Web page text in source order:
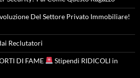
Del Settore Privato Immobiliare!
Reclutatori
DI FAME
Stipendi RIDICOLI in